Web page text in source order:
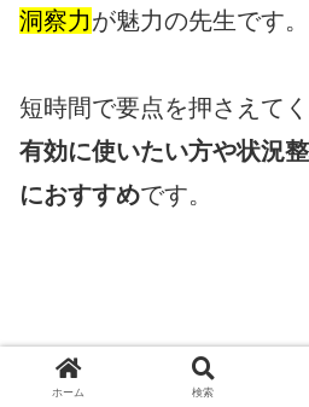
洞察力が魅力の先生です。
短時間で要点を押さえてく
有効に使いたい方や状況
におすすめです。
ホーム 検索